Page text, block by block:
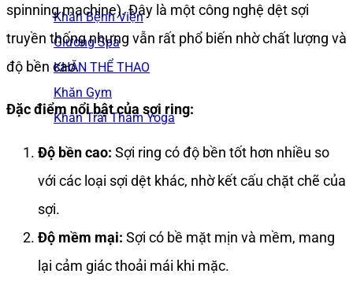
Khăn Bệnh Viện
Giường Spa
KHĂN THỂ THAO
Khăn Gym
Khăn Trải Thảm Yoga
spinning machine). Đây là một công nghệ dệt sợi
truyền thống nhưng vẫn rất phổ biến nhờ chất lượng và
độ bền cao.
Đặc điểm nổi bật của sợi ring:
Độ bền cao: Sợi ring có độ bền tốt hơn nhiều so
với các loại sợi dệt khác, nhờ kết cấu chặt chẽ của
sợi.
Độ mềm mại: Sợi có bề mặt mịn và mềm, mang
lại cảm giác thoải mái khi mặc.